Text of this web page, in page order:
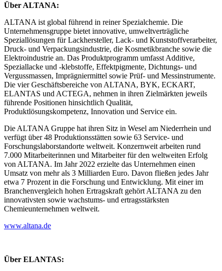
Über ALTANA:
ALTANA ist global führend in reiner Spezialchemie. Die
Unternehmensgruppe bietet innovative, umweltverträgliche
Speziallösungen für Lackhersteller, Lack- und Kunststoffverarbeiter,
Druck- und Verpackungsindustrie, die Kosmetikbranche sowie die
Elektroindustrie an. Das Produktprogramm umfasst Additive,
Speziallacke und -klebstoffe, Effektpigmente, Dichtungs- und
Vergussmassen, Imprägniermittel sowie Prüf- und Messinstrumente.
Die vier Geschäftsbereiche von ALTANA, BYK, ECKART,
ELANTAS und ACTEGA, nehmen in ihren Zielmärkten jeweils
führende Positionen hinsichtlich Qualität,
Produktlösungskompetenz, Innovation und Service ein.
Die ALTANA Gruppe hat ihren Sitz in Wesel am Niederrhein und
verfügt über 48 Produktionsstätten sowie 63 Service- und
Forschungslaborstandorte weltweit. Konzernweit arbeiten rund
7.000 Mitarbeiterinnen und Mitarbeiter für den weltweiten Erfolg
von ALTANA. Im Jahr 2022 erzielte das Unternehmen einen
Umsatz von mehr als 3 Milliarden Euro. Davon fließen jedes Jahr
etwa 7 Prozent in die Forschung und Entwicklung. Mit einer im
Branchenvergleich hohen Ertragskraft gehört ALTANA zu den
innovativsten sowie wachstums- und ertragsstärksten
Chemieunternehmen weltweit.
www.altana.de
Über ELANTAS: